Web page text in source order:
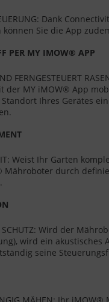
Dank
können Sie die App
PER MY IMOW® APP
FERNGESTEUERT
der MY iMOW® App
Ihres Gerätes
Weist Ihr Garten
Mähroboter durch
SCHUTZ: Wird der
wird ein
seine